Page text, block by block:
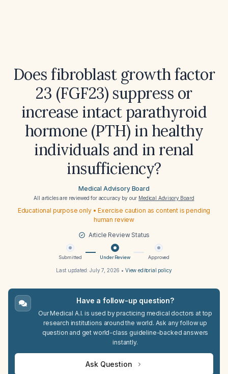
Does fibroblast growth factor
23 (FGF23) suppress or
increase intact parathyroid
hormone (PTH) in healthy
individuals and in renal
insufficiency?
Medical Advisory Board
All articles are reviewed for accuracy by our Medical Advisory Board
Educational purpose only • Exercise caution as content is pending
human review
Article Review Status
Submitted Under Review Approved
Last updated:July 7, 2026 • View editorial policy
Have a follow-up question?
Our Medical A.I. is used by practicing medical doctors at top
research institutions around the world. Ask any follow up
question and get world-class guideline-backed answers
instantly.
Ask Question